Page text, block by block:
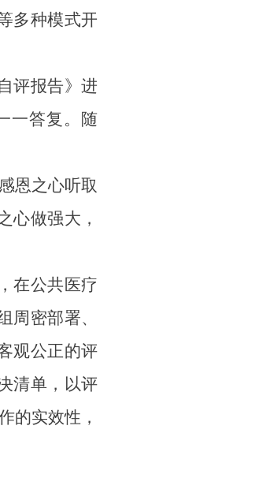
多种模式开
评报告》进
答复。 随
恩之心听取
心做强大，
在公共医疗
密部署、
观公正的评
清单，以评
的实效性，